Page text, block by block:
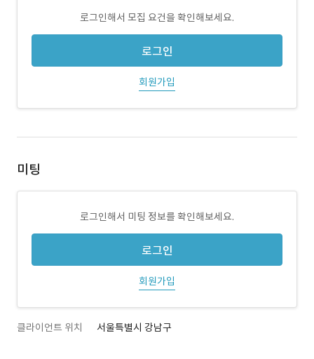
로그인해서 모집 요건을 확인해보세요.
로그인
회원가입
미팅
로그인해서 미팅 정보를 확인해보세요.
로그인
회원가입
클라이언트 위치 서울특별시 강남구